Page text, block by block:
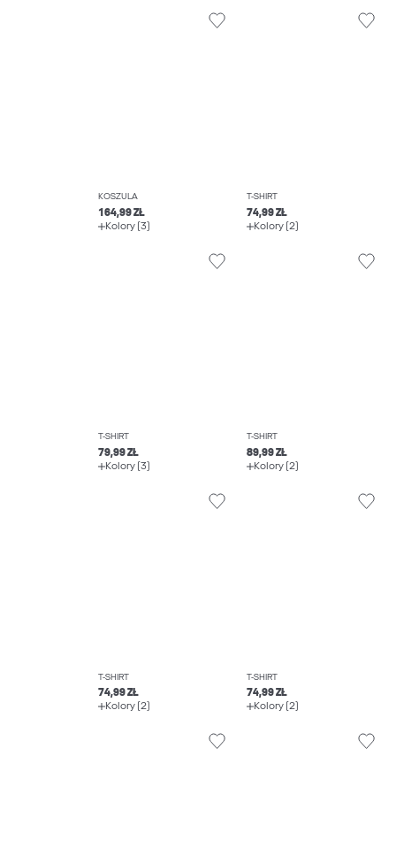
KOSZULA
164,99 ZŁ
Kolory (3)
T-SHIRT
74,99 ZŁ
Kolory (2)
T-SHIRT
79,99 ZŁ
Kolory (3)
T-SHIRT
89,99 ZŁ
Kolory (2)
T-SHIRT
74,99 ZŁ
Kolory (2)
T-SHIRT
74,99 ZŁ
Kolory (2)